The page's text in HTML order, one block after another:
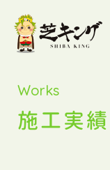
Works
施工実績